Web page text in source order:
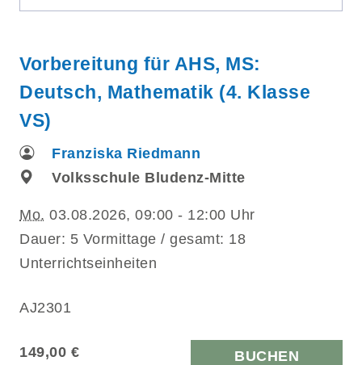
Vorbereitung für AHS, MS:
Deutsch, Mathematik (4. Klasse
VS)
Franziska Riedmann
Volksschule Bludenz-Mitte
Mo. 03.08.2026, 09:00 - 12:00 Uhr
Dauer: 5 Vormittage / gesamt: 18
Unterrichtseinheiten
AJ2301
149,00 € BUCHEN